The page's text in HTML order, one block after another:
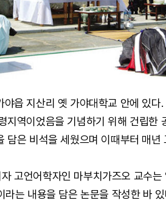
읍 지산리 옛 가야대학교 안에 있다
지역이었음을 기념하기 위해 건립한
담은 비석을 세웠으며 이때부터 매
고언어학자인 마부치가즈오 교수는
는 내용을 담은 논문을 작성한 바 있